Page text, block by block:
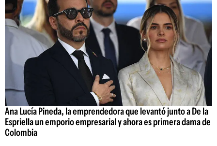
Ana Lucía Pineda, la emprendedora que levantó junto a De la
Espriella un emporio empresarial y ahora es primera dama de
Colombia